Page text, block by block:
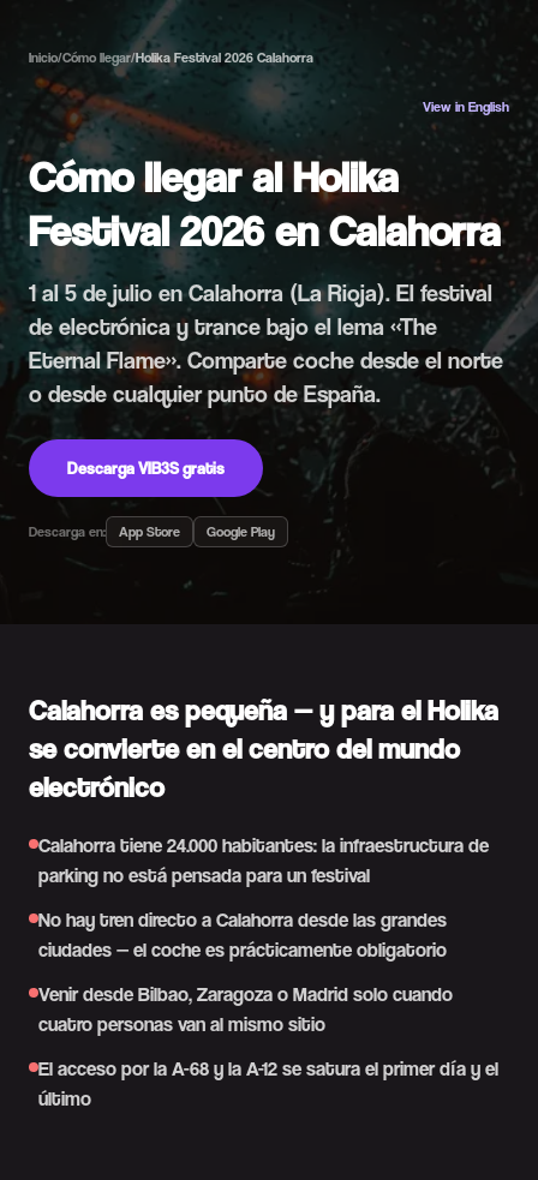
Inicio/Cómo llegar/Holika Festival 2026 Calahorra
View in English
Cómo llegar al Holika
Festival 2026 en Calahorra
1 al 5 de julio en Calahorra (La Rioja). El festival
de electrónica y trance bajo el lema «The
Eternal Flame». Comparte coche desde el norte
o desde cualquier punto de España.
Descarga VIB3S gratis
Descarga en: App Store Google Play
Calahorra es pequeña — y para el Holika
se convierte en el centro del mundo
electrónico
Calahorra tiene 24.000 habitantes: la infraestructura de
parking no está pensada para un festival
No hay tren directo a Calahorra desde las grandes
ciudades — el coche es prácticamente obligatorio
Venir desde Bilbao, Zaragoza o Madrid solo cuando
cuatro personas van al mismo sitio
El acceso por la A-68 y la A-12 se satura el primer día y el
último